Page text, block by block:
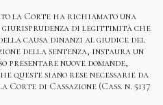
la Corte ha richiamato una
giurisprudenza di legittimità che
causa dinanzi al giudice del
della sentenza, instaura un
presentare nuove domande,
queste siano rese necessarie da
di Cassazione (Cass. n. 5137